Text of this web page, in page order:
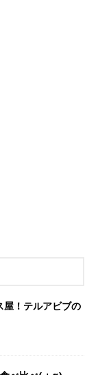
屋！テルアビブの